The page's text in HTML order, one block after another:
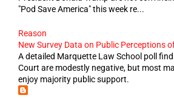
"Pod Save America" this week re...
Reason
New Survey Data on Public Perceptions
A detailed Marquette Law School poll
Court are modestly negative, but most
enjoy majority public support.